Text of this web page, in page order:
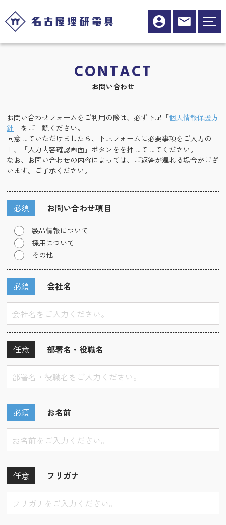
CONTACT
お問い合わせ
お問い合わせフォームをご利用の際は、必ず下記「個人情報保護方
針 」をご一読ください。
同意していただけましたら、下記フォームに必要事項をご入力の
上、「入力内容確認画面」ボタンをを押してしてください。
なお、お問い合わせの内容によっては、ご返答が遅れる場合がござ
います。ご了承ください。
お問い合わせ項目
必須
製品情報について
採用について
その他
会社名
必須
部署名・役職名
任意
お名前
必須
フリガナ
任意